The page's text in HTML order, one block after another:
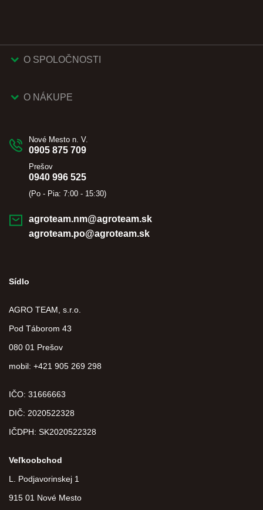
O SPOLOČNOSTI
O NÁKUPE
Nové Mesto n. V.
0905 875 709
Prešov
0940 996 525
(Po - Pia: 7:00 - 15:30)
agroteam.nm@agroteam.sk
agroteam.po@agroteam.sk
Sídlo
AGRO TEAM, s.r.o.
Pod Táborom 43
080 01 Prešov
mobil: +421 905 269 298
IČO: 31666663
DIČ: 2020522328
IČDPH: SK2020522328
Veľkoobchod
L. Podjavorinskej 1
915 01 Nové Mesto